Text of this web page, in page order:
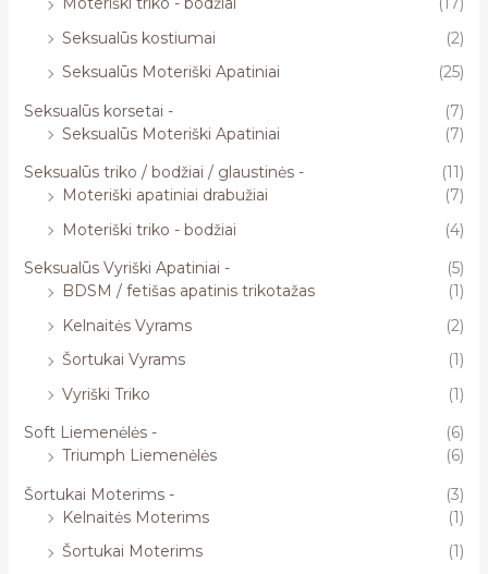
Seksualūs kostiumai
(2)
Seksualūs Moteriški Apatiniai
(25)
Seksualūs korsetai -
(7)
Seksualūs Moteriški Apatiniai
(7)
Seksualūs triko / bodžiai / glaustinės -
(11)
Moteriški apatiniai drabužiai
(7)
Moteriški triko - bodžiai
(4)
Seksualūs Vyriški Apatiniai -
(5)
BDSM / fetišas apatinis trikotažas
(1)
Kelnaitės Vyrams
(2)
Šortukai Vyrams
(1)
Vyriški Triko
(1)
Soft Liemenėlės -
(6)
Triumph Liemenėlės
(6)
Šortukai Moterims -
(3)
Kelnaitės Moterims
(1)
Šortukai Moterims
(1)